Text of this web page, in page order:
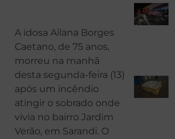
A idosa Ailana Borges
Caetano, de 75 anos,
morreu na manhã
desta segunda-feira (13)
após um incêndio
atingir o sobrado onde
vivia no bairro Jardim
Verão, em Sarandi. O